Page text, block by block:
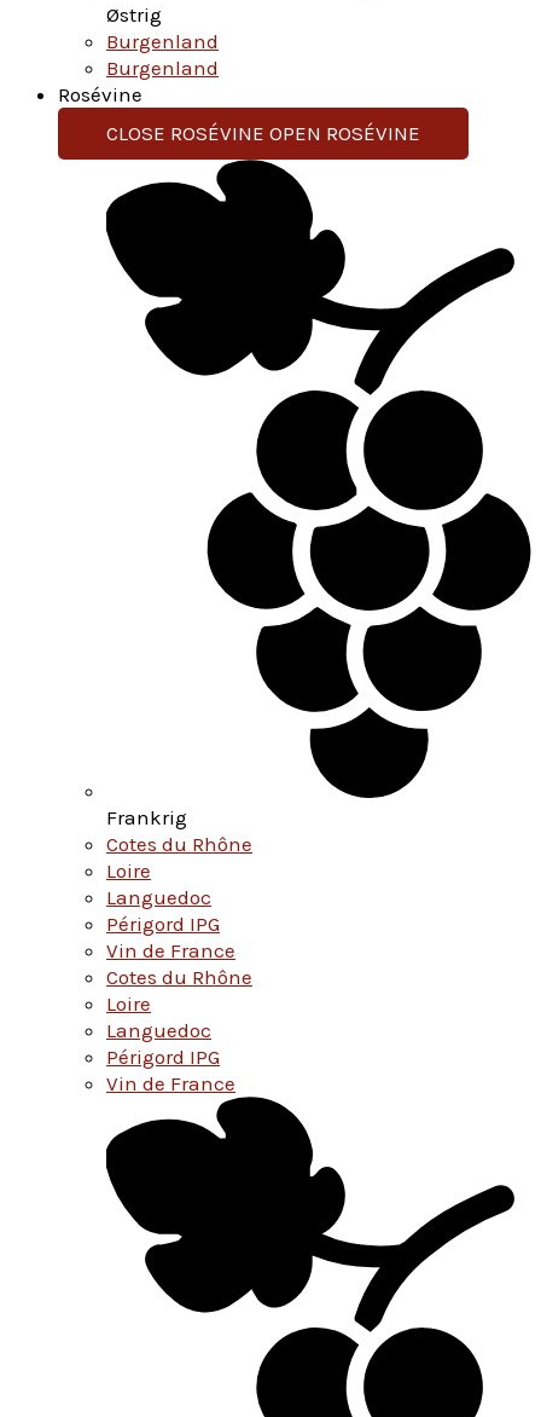
Østrig
Burgenland
Burgenland
Rosévine
CLOSE ROSÉVINE OPEN ROSÉVINE
Frankrig
Cotes du Rhône
Loire
Languedoc
Périgord IPG
Vin de France
Cotes du Rhône
Loire
Languedoc
Périgord IPG
Vin de France